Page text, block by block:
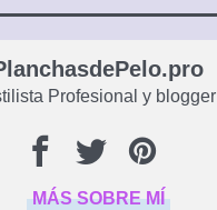
Profesional y blogger
MÁS SOBRE MÍ